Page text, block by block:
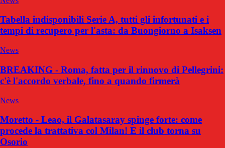
Tabella indisponibili Serie A, tutti gli infortunati e i
tempi di recupero per l'asta: da Buongiorno a Isaksen
News
BREAKING - Roma, fatta per il rinnovo di Pellegrini:
c'è l'accordo verbale, fino a quando firmerà
News
Moretto - Leao, il Galatasaray spinge forte: come
procede la trattativa col Milan! E il club torna su
Osorio